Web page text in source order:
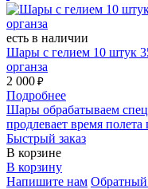
есть в наличии
Шары с гелием 10 штук
органза
2 000 ₽
Подробнее
Шары обрабатываем
продлевает время
Быстрый заказ
В корзине
В корзину
Напишите нам Обратный